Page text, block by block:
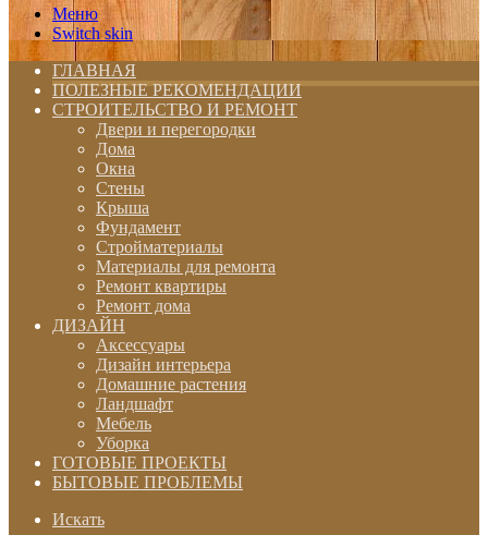
Меню
Switch skin
ГЛАВНАЯ
ПОЛЕЗНЫЕ РЕКОМЕНДАЦИИ
СТРОИТЕЛЬСТВО И РЕМОНТ
Двери и перегородки
Дома
Окна
Стены
Крыша
Фундамент
Стройматериалы
Материалы для ремонта
Ремонт квартиры
Ремонт дома
ДИЗАЙН
Аксессуары
Дизайн интерьера
Домашние растения
Ландшафт
Мебель
Уборка
ГОТОВЫЕ ПРОЕКТЫ
БЫТОВЫЕ ПРОБЛЕМЫ
Искать